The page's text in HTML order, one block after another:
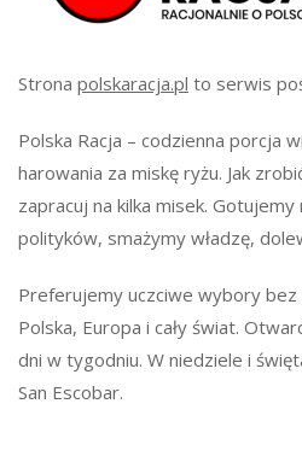
Strona polskaracja.pl to serwis
Polska Racja – codzienna porcja
harowania za miskę ryżu. Jak
zapracuj na kilka misek.
polityków, smażymy władzę,
Preferujemy uczciwe wybory bez
Polska, Europa i cały świat.
dni w tygodniu. W niedziele i
San Escobar.